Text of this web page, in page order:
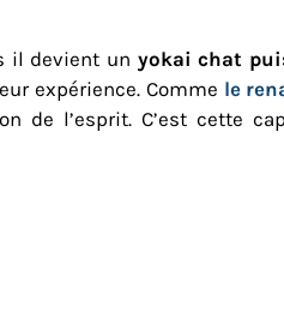
il devient un yokai chat
expérience. Comme le
de l’esprit. C’est cette